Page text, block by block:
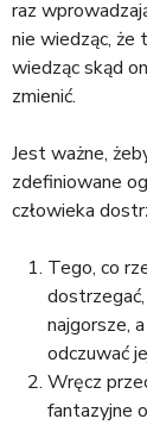
raz
nie wiedząc, że
wiedząc skąd
zmienić.
Jest ważne,
zdefiniowane
człowieka
Tego, co
dostrzegać,
najgorsze,
odczuwać
Wręcz
fantazyjne